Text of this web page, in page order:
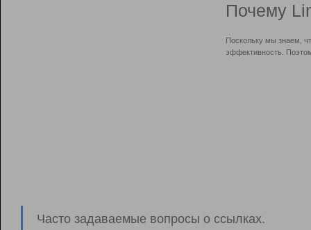
Почему
Поскольку мы знаем,
эффективность.
Часто задаваемые вопросы о ссылках.